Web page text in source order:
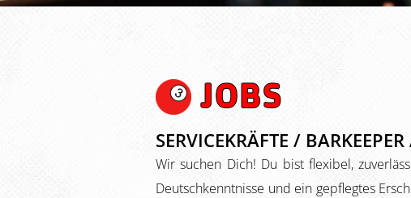
JOBS
SERVICEKRÄFTE /
Wir suchen Dich! Du bist flexibel,
Deutschkenntnisse und ein gepflegtes